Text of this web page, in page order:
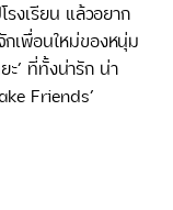
รงเรียน แล้วอยาก
กเพื่อนใหม่ของหนุ่ม
ะ’ ที่ทั้งน่ารัก น่า
Friends’